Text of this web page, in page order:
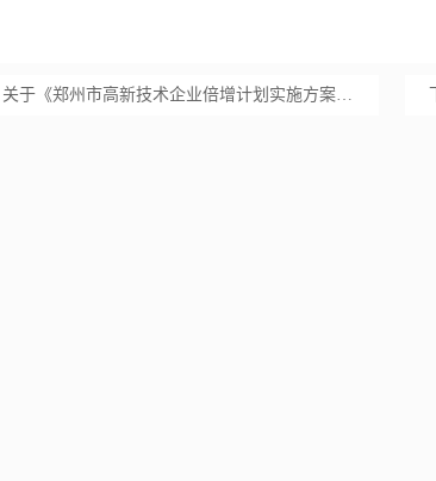
《郑州市高新技术企业倍增计划实施方案（2019—2021年）》政策解读